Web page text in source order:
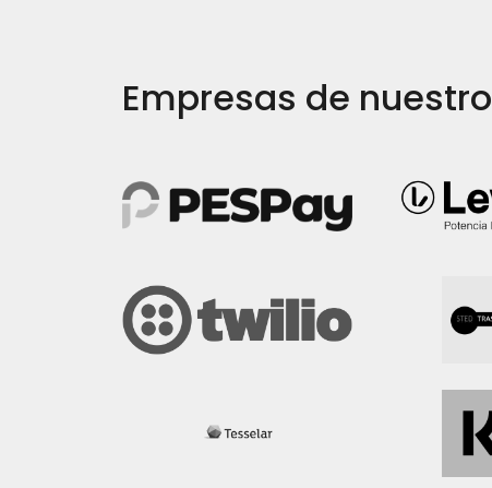
Empresas de nuestro